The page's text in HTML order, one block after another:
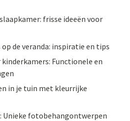
frisse ideeën voor
de veranda: inspiratie en tips
Functionele en
in je tuin met kleurrijke
Unieke fotobehangontwerpen